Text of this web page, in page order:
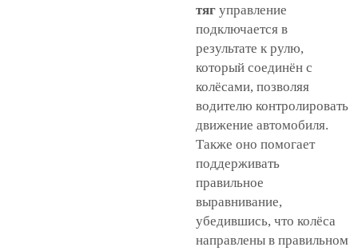
тяг управление
подключается в
результате к рулю,
который соединён с
колёсами, позволяя
водителю контролировать
движение автомобиля.
Также оно помогает
поддерживать
правильное
выравнивание,
убедившись, что колёса
направлены в правильном